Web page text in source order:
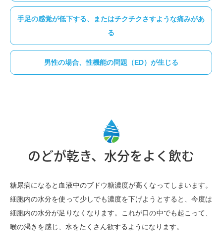
手足の感覚が低下する、またはチクチクさすような痛みがあ
る
男性の場合、性機能の問題（ED）が生じる
のどが乾き、水分をよく飲む
糖尿病になると血液中のブドウ糖濃度が高くなってしまいます。
細胞内の水分を使って少しでも濃度を下げようとすると、今度は
細胞内の水分が足りなくなります。これが口の中でも起こって、
喉の渇きを感じ、水をたくさん欲するようになります。